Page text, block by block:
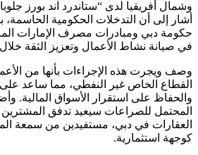
وشمال أفريقيا لدى “ستاندرد آند بورز
أشار إلى أن التدخلات الحكومية الحاسمة،
حكومة دبي ومبادرات مصرف الإمارات
في صيانة نشاط الأعمال وتعزيز الثقة
وصف ويجرت هذه الإجراءات بأنها من
القطاع الخاص غير النفطي، مما ساعد
والحفاظ على استقرار الأسواق المالية.
المحتمل للصراعات سيعيد تدفق
العقارات في دبي، مستفيدين من سمعة
كوجهة استثمارية.